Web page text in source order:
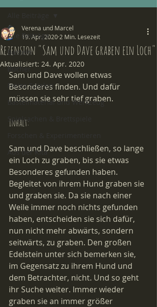
Alle Beiträge
Basteln
Bücher
Freies Spielen
Bastelmaterial und Werkzeug
Spielsachen & Brettspiele
Aus der Kita
Rezension "Sam und Dave graben ein Loch"
Verena und Marcel
19. Apr. 2020 2 Min. Lesezeit
Aktualisiert: 24. Apr. 2020
Sam und Dave wollen etwas
Besonderes finden. Und dafür
müssen sie sehr tief graben.
Inhalt:
Sam und Dave beschließen, so lange
ein Loch zu graben, bis sie etwas
Besonderes gefunden haben.
Begleitet von ihrem Hund graben sie
und graben sie. Da sie nach einer
Weile immer noch nichts gefunden
haben, entscheiden sie sich dafür,
nun nicht mehr abwärts, sondern
seitwärts, zu graben. Den großen
Edelstein unter sich bemerken sie,
im Gegensatz zu ihrem Hund und
dem Betrachter, nicht. Und so geht
ihr Suche weiter. Immer wieder
graben sie an immer größer